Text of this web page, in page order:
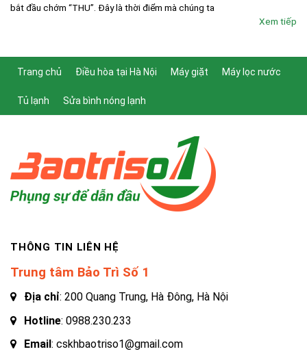
bắt đầu chớm “THU”. Đây là thời điểm mà chúng ta
Xem tiếp
Trang chủ Điều hòa tại Hà Nội Máy giặt Máy lọc nước
Tủ lạnh Sửa bình nóng lạnh
THÔNG TIN LIÊN HỆ
Trung tâm Bảo Trì Số 1
Địa chỉ: 200 Quang Trung, Hà Đông, Hà Nội
Hotline: 0988.230.233
Email : cskhbaotriso1@gmail.com